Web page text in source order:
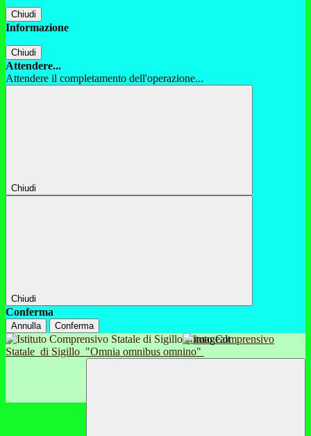
Chiudi
Informazione
Chiudi
Attendere...
Attendere il completamento dell'operazione...
Chiudi
Chiudi
Conferma
Annulla Conferma
Istituto Comprensivo
Statale di Sigillo "Omnia omnibus omnino"